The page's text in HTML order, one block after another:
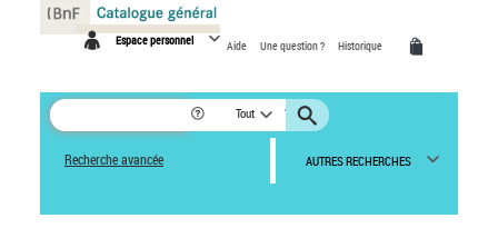
Espace personnel Aide Une question ? Historique
Tout
Recherche avancée AUTRES RECHERCHES
Panneau de gestion des cookies